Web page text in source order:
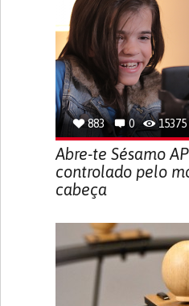
883 0 15375
Abre-te Sésamo
controlado pelo
cabeça